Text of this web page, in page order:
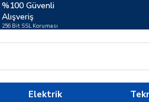
%100 Güvenli
Alışveriş
256 Bit SSL Koruması
Elektrik